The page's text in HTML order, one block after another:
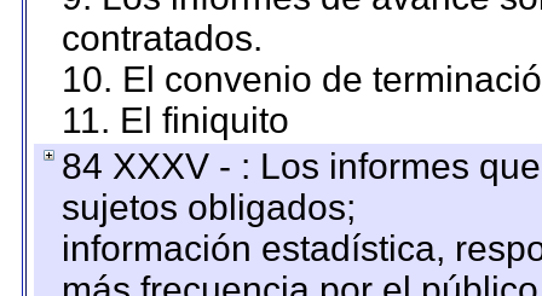
contratados.
10. El convenio de
11. El finiquito
84 XXXV - : Los informes
sujetos obligados;
información estadística,